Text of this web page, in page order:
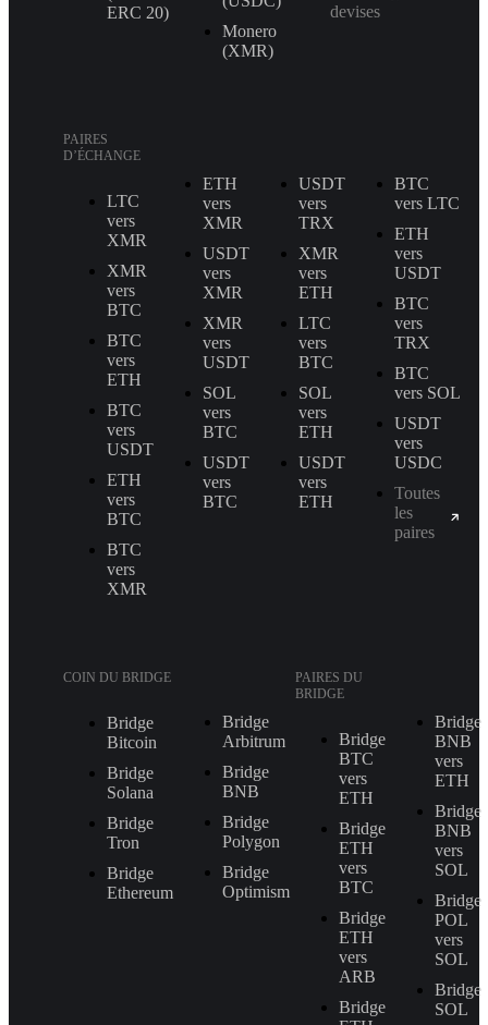
ERС 20)
Monero
(XMR)
devises
PAIRES
D’ÉCHANGE
LTC
vers
XMR
XMR
vers
BTC
BTC
vers
ETH
BTC
vers
USDT
ETH
vers
BTC
BTC
vers
XMR
ETH
vers
XMR
USDT
vers
XMR
XMR
vers
USDT
SOL
vers
BTC
USDT
vers
BTC
USDT
vers
TRX
XMR
vers
ETH
LTC
vers
BTC
SOL
vers
ETH
USDT
vers
ETH
BTC
vers LTC
ETH
vers
USDT
BTC
vers
TRX
BTC
vers SOL
USDT
vers
USDC
Toutes
les
paires
COIN DU BRIDGE
Bridge
Bitcoin
Bridge
Solana
Bridge
Tron
Bridge
Ethereum
Bridge
Arbitrum
Bridge
BNB
Bridge
Polygon
Bridge
Optimism
PAIRES DU
BRIDGE
Bridge
BTC
vers
ETH
Bridge
ETH
vers
BTC
Bridge
ETH
vers
ARB
Bridge
Bridge
BNB
vers
ETH
Bridge
BNB
vers
SOL
Bridge
POL
vers
SOL
Bridge
SOL